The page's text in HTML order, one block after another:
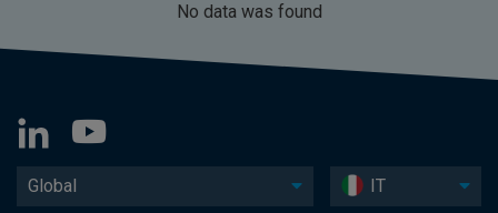
No data was found
Global IT